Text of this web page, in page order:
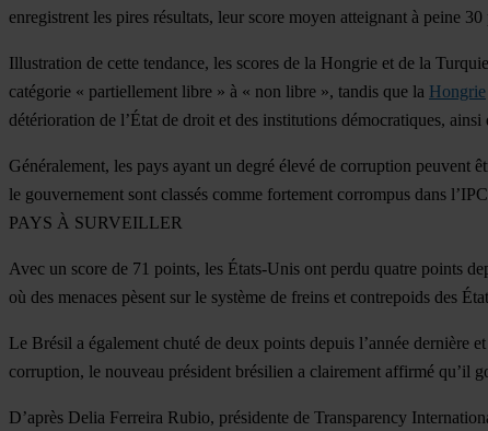
enregistrent les pires résultats, leur score moyen atteignant à peine 30
Illustration de cette tendance, les scores de la Hongrie et de la
catégorie « partiellement libre » à « non libre », tandis que la Hongrie
détérioration de l’État de droit et des institutions démocratiques,
Généralement, les pays ayant un degré élevé de corruption peuvent
le gouvernement sont classés comme fortement corrompus dans
PAYS À SURVEILLER
Avec un score de 71 points, les États-Unis ont perdu quatre points
où des menaces pèsent sur le système de freins et contrepoids des
Le Brésil a également chuté de deux points depuis l’année dernière
corruption, le nouveau président brésilien a clairement affirmé qu’il
D’après Delia Ferreira Rubio, présidente de Transparency